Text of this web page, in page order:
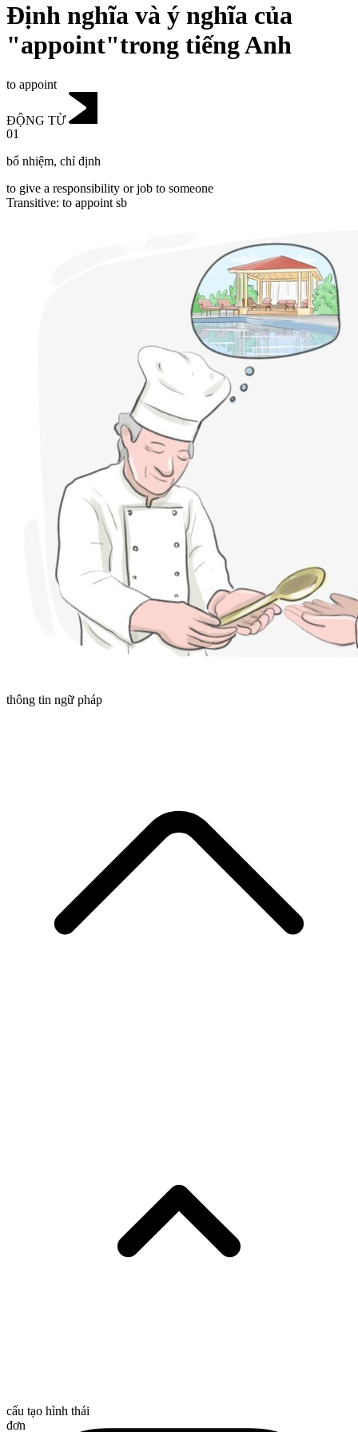
Định nghĩa và ý nghĩa của
"appoint"trong tiếng Anh
to appoint
ĐỘNG TỪ
01
bổ nhiệm, chỉ định
to give a responsibility or job to someone
Transitive: to appoint sb
thông tin ngữ pháp
cấu tạo hình thái
đơn